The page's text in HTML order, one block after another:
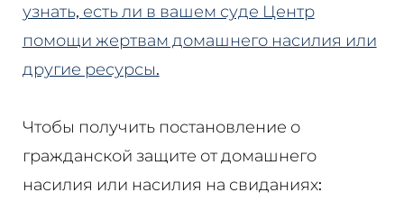
узнать, есть ли в вашем суде Центр
помощи жертвам домашнего насилия или
другие ресурсы.
Чтобы получить постановление о
гражданской защите от домашнего
насилия или насилия на свиданиях: